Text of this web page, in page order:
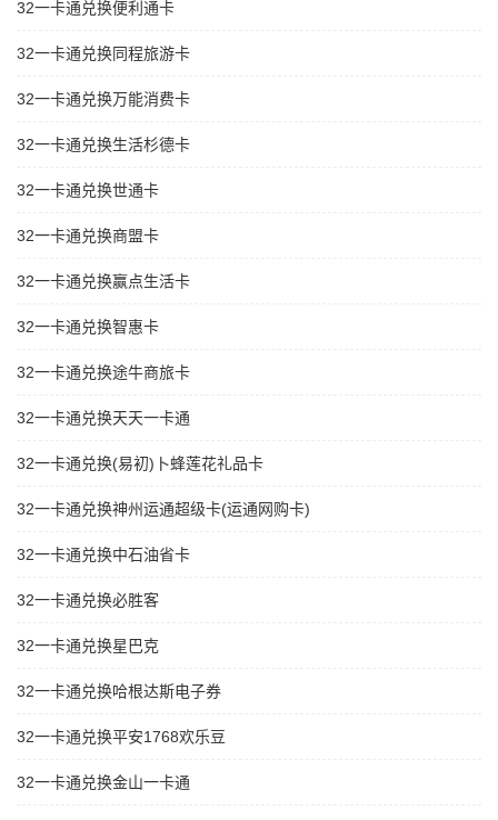
32一卡通兑换便利通卡
32一卡通兑换同程旅游卡
32一卡通兑换万能消费卡
32一卡通兑换生活杉德卡
32一卡通兑换世通卡
32一卡通兑换商盟卡
32一卡通兑换赢点生活卡
32一卡通兑换智惠卡
32一卡通兑换途牛商旅卡
32一卡通兑换天天一卡通
32一卡通兑换(易初)卜蜂莲花礼品卡
32一卡通兑换神州运通超级卡(运通网购卡)
32一卡通兑换中石油省卡
32一卡通兑换必胜客
32一卡通兑换星巴克
32一卡通兑换哈根达斯电子券
32一卡通兑换平安1768欢乐豆
32一卡通兑换金山一卡通